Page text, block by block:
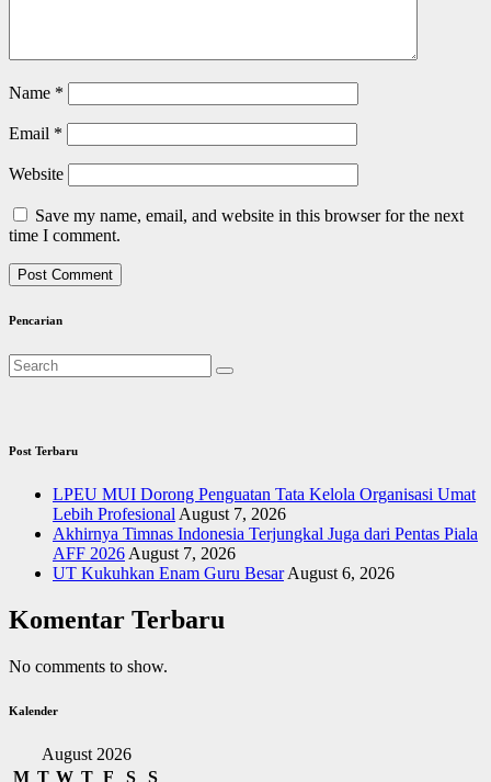
Name *
Email *
Website
Save my name, email, and website in this browser for the next
time I comment.
Pencarian
Post Terbaru
LPEU MUI Dorong Penguatan Tata Kelola Organisasi Umat
Lebih Profesional August 7, 2026
Akhirnya Timnas Indonesia Terjungkal Juga dari Pentas Piala
AFF 2026 August 7, 2026
UT Kukuhkan Enam Guru Besar August 6, 2026
Komentar Terbaru
No comments to show.
Kalender
August 2026
M T W T F S S